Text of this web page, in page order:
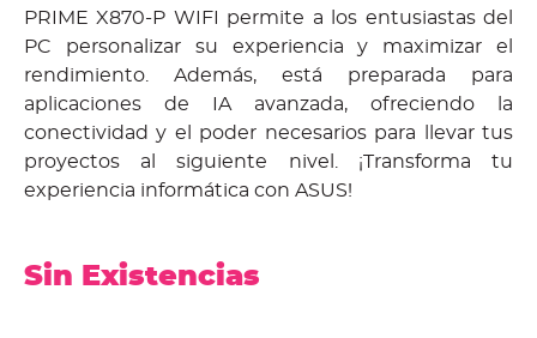
PRIME X870-P WIFI permite a los entusiastas del
PC personalizar su experiencia y maximizar el
rendimiento. Además, está preparada para
aplicaciones de IA avanzada, ofreciendo la
conectividad y el poder necesarios para llevar tus
proyectos al siguiente nivel. ¡Transforma tu
experiencia informática con ASUS!
Sin Existencias